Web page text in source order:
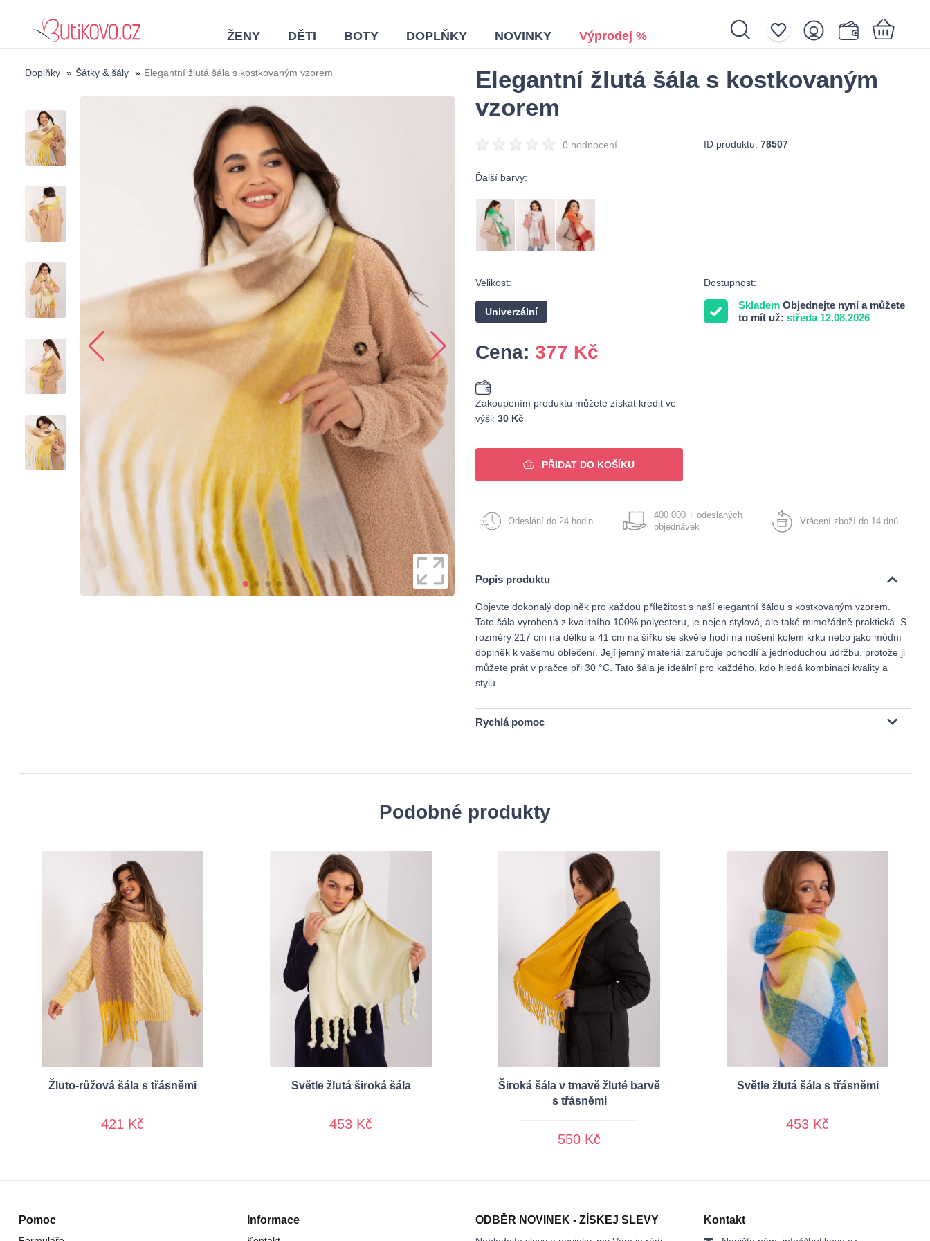
ŽENY DĚTI BOTY DOPLŇKY NOVINKY Výprodej %
Nákupní košík je prázdný.
Doplňky » Šátky & šály » Elegantní žlutá šála s kostkovaným vzorem
Elegantní žlutá šála s kostkovaným
vzorem
0 hodnocení ID produktu: 78507
Dostupnost:
Skladem Objednejte nyní a můžete
to mít už: středa 12.08.2026
Ďalší barvy:
Velikost:
Univerzální
Cena: 377 Kč
Zakoupením produktu můžete získat kredit ve
výši: 30 Kč
PŘIDAT DO KOŠÍKU
Odeslání do 24 hodin
400 000 + odeslaných
objednávek
Vrácení zboží do 14 dnů
Popis produktu
Objevte dokonalý doplněk pro každou příležitost s naší elegantní šálou s kostkovaným vzorem.
Tato šála vyrobená z kvalitního 100% polyesteru, je nejen stylová, ale také mimořádně praktická. S
rozměry 217 cm na délku a 41 cm na šířku se skvěle hodí na nošení kolem krku nebo jako módní
doplněk k vašemu oblečení. Její jemný materiál zaručuje pohodlí a jednoduchou údržbu, protože ji
můžete prát v pračce při 30 °C. Tato šála je ideální pro každého, kdo hledá kombinaci kvality a
stylu.
Rychlá pomoc
Podobné produkty
Žluto-růžová šála s třásněmi
421 Kč
Světle žlutá široká šála
453 Kč
Široká šála v tmavě žluté barvě
s třásněmi
550 Kč
Světle žlutá šála s třásněmi
453 Kč
Pomoc Informace ODBĚR NOVINEK - ZÍSKEJ SLEVY Kontakt